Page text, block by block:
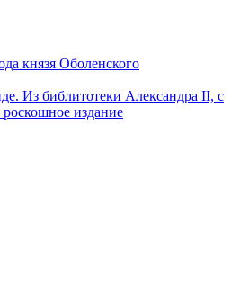
князя Оболенского